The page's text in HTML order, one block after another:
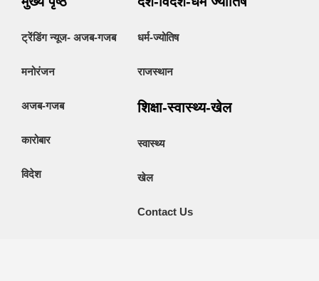
ट्रेंडिंग न्यूज- अजब-गजब
मनोरंजन
अजब-गजब
कारोबार
विदेश
धर्म-ज्योतिष
राजस्थान
शिक्षा-स्वास्थ्य-खेल
स्वास्थ्य
खेल
Contact Us